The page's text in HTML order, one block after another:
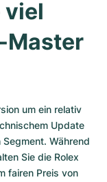
viel
Master
um ein relativ
Update
Während
Sie die Rolex
fairen Preis von